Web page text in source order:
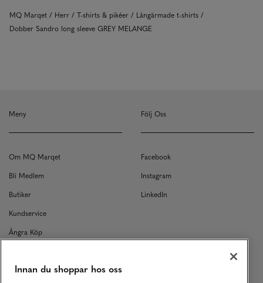
MQ Marqet Herr T-shirts & pikéer
Långärmade t-shirts
Dobber Sandro long sleeve GREY MELANGE
Meny
Om MQ Marqet
Bli Medlem
Butiker
Kundservice
Ångra Köp
Returer
Följ Oss
Facebook
Instagram
LinkedIn
Innan du shoppar hos oss